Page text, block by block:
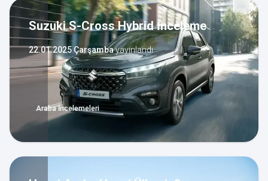
Suzuki S-Cross Hybrid İnceleme
22.01.2025 Çarşambayayınlandı
Araba İncelemeleri